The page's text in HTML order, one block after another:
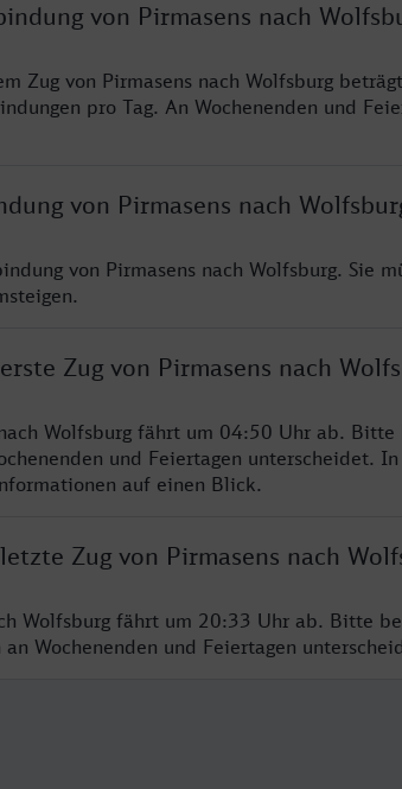
von Pirmasens nach
Zug von Pirmasens nach Wolfsburg
pro Tag. An Wochenenden und
von Pirmasens nach
von Pirmasens nach Wolfsburg. Sie
Zug von Pirmasens nach
Wolfsburg fährt um 04:50 Uhr ab. Bitte
und Feiertagen unterscheidet.
auf einen Blick.
Zug von Pirmasens nach
Wolfsburg fährt um 20:33 Uhr ab. Bitte
Wochenenden und Feiertagen